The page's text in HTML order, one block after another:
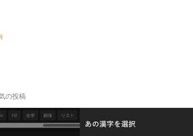
の投稿